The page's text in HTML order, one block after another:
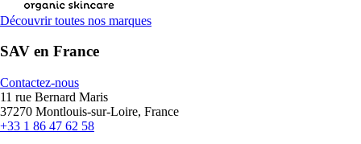
Découvrir toutes nos marques
SAV en France
Contactez-nous
11 rue Bernard Maris
37270 Montlouis-sur-Loire, France
+33 1 86 47 62 58